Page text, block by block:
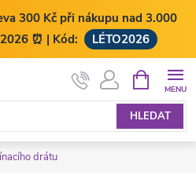
300 Kč při nákupu nad 3.000
⏰ | Kód:
LÉTO2026
HLEDAT
NÁKUPNÍ
KOŠÍK
drátu